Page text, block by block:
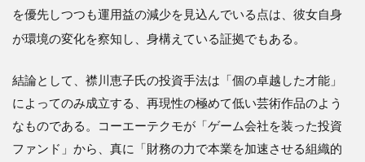
を優先しつつも運用益の減少を見込んでいる点は、彼女自身
が環境の変化を察知し、身構えている証拠でもある 。
結論として、襟川恵子氏の投資手法は「個の卓越した才能」
によってのみ成立する、再現性の極めて低い芸術作品のよう
なものである。コーエーテクモが「ゲーム会社を装った投資
ファンド」から、真に「財務の力で本業を加速させる組織的